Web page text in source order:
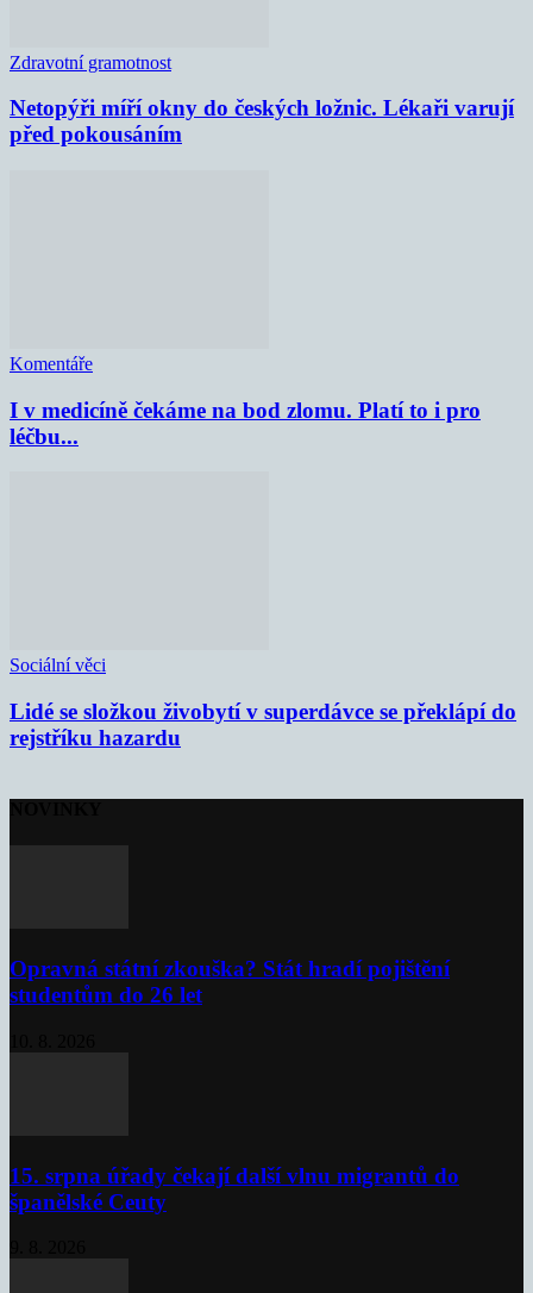
Zdravotní gramotnost
Netopýři míří okny do českých ložnic. Lékaři varují
před pokousáním
Komentáře
I v medicíně čekáme na bod zlomu. Platí to i pro
léčbu...
Sociální věci
Lidé se složkou živobytí v superdávce se překlápí do
rejstříku hazardu
Opravná státní zkouška? Stát hradí pojištění
studentům do 26 let
15. srpna úřady čekají další vlnu migrantů do
španělské Ceuty